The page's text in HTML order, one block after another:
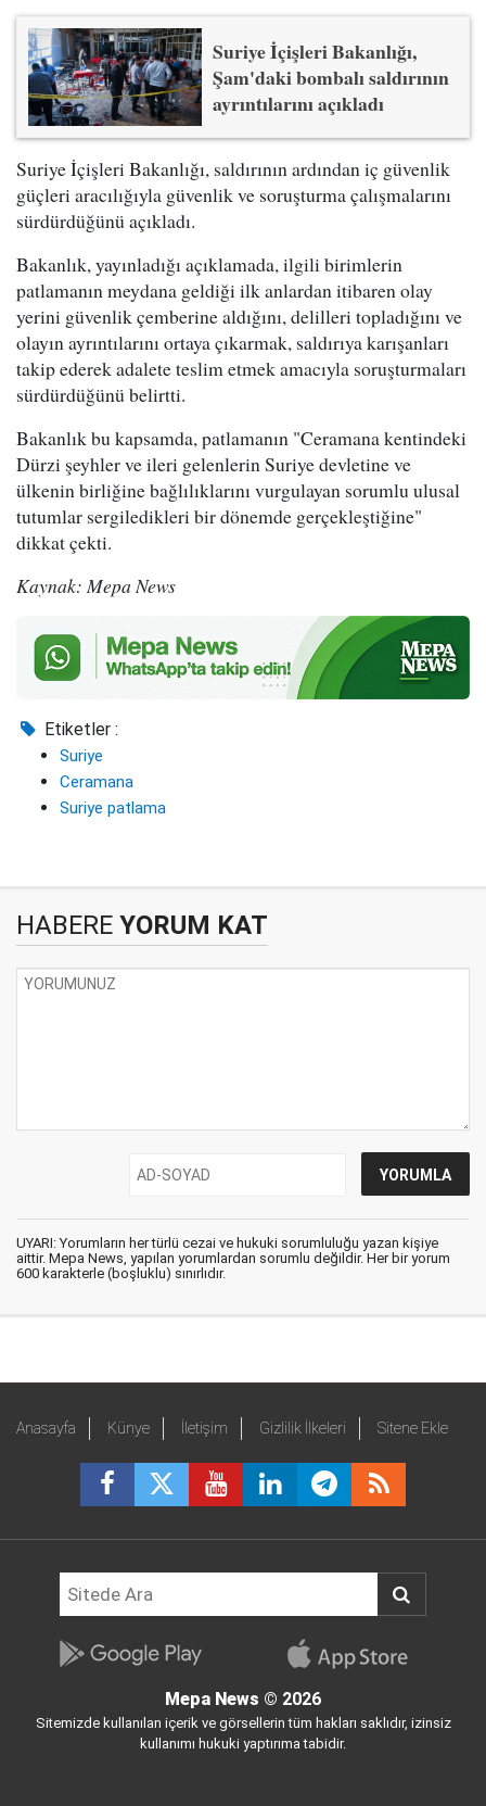
Suriye İçişleri Bakanlığı,
Şam'daki bombalı saldırının
ayrıntılarını açıkladı
Suriye İçişleri Bakanlığı, saldırının ardından iç güvenlik
güçleri aracılığıyla güvenlik ve soruşturma çalışmalarını
sürdürdüğünü açıkladı.
Bakanlık, yayınladığı açıklamada, ilgili birimlerin
patlamanın meydana geldiği ilk anlardan itibaren olay
yerini güvenlik çemberine aldığını, delilleri topladığını ve
olayın ayrıntılarını ortaya çıkarmak, saldırıya karışanları
takip ederek adalete teslim etmek amacıyla soruşturmaları
sürdürdüğünü belirtti.
Bakanlık bu kapsamda, patlamanın "Ceramana kentindeki
Dürzi şeyhler ve ileri gelenlerin Suriye devletine ve
ülkenin birliğine bağlılıklarını vurgulayan sorumlu ulusal
tutumlar sergiledikleri bir dönemde gerçekleştiğine"
dikkat çekti.
Kaynak: Mepa News
Etiketler :
Suriye
Ceramana
Suriye patlama
HABERE YORUM KAT
UYARI: Yorumların her türlü cezai ve hukuki sorumluluğu yazan kişiye
aittir. Mepa News, yapılan yorumlardan sorumlu değildir. Her bir yorum
600 karakterle (boşluklu) sınırlıdır.
Anasayfa Künye İletişim Gizlilik İlkeleri Sitene Ekle
Mepa News © 2026
Sitemizde kullanılan içerik ve görsellerin tüm hakları saklıdır, izinsiz
kullanımı hukuki yaptırıma tabidir.